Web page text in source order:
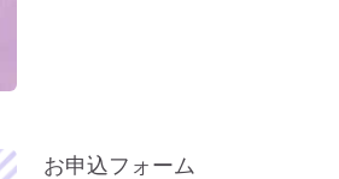
お申込フォーム